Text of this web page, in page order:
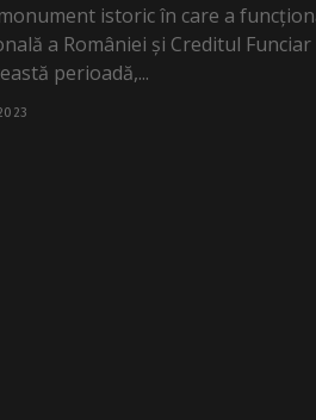
istoric în care a
a României și Creditul Funciar
perioadă,...